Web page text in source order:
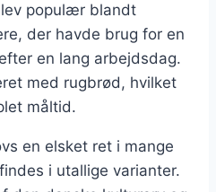
populær blandt
der havde brug for en
en lang arbejdsdag.
med rugbrød, hvilket
måltid.
en elsket ret i mange
i utallige varianter.